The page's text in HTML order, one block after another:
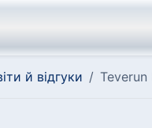
й відгуки /